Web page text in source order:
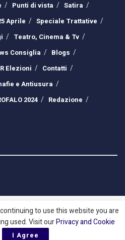
Punti di vista
Satira
Aprile
Speciale Trattative
Teatro, Cinema & Tv
Consiglia
Blogs
Elezioni
Contatti
e Antiusura
2024
Redazione
to use this website you are
used. Visit ourPrivacy and Cookie
I Agree